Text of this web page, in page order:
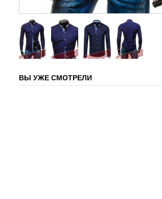
ВЫ УЖЕ СМОТРЕЛИ